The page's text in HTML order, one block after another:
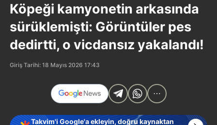
Köpeği kamyonetin arkasında
sürüklemişti: Görüntüler pes
dedirtti, o vicdansız yakalandı!
Giriş Tarihi: 18 Mayıs 2026 17:43
Takvim'i Google'a ekleyin, doğru kaynaktan